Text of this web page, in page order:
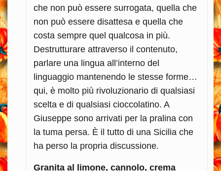
che non può essere surrogata, quella che
non può essere disattesa e quella che
costa sempre quel qualcosa in più.
Destrutturare attraverso il contenuto,
parlare una lingua all’interno del
linguaggio mantenendo le stesse forme…
qui, è molto più rivoluzionario di qualsiasi
scelta e di qualsiasi cioccolatino. A
Giuseppe sono arrivati per la pralina con
la tuma persa. È il tutto di una Sicilia che
ha perso la propria discussione.
Granita al limone, cannolo, crema